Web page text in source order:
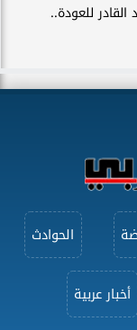
للعودة..
الحوادث
أخبار عربية